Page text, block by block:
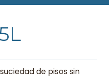
de pisos sin